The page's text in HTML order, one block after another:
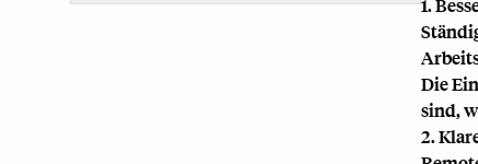
1.
Die
sind,
2.